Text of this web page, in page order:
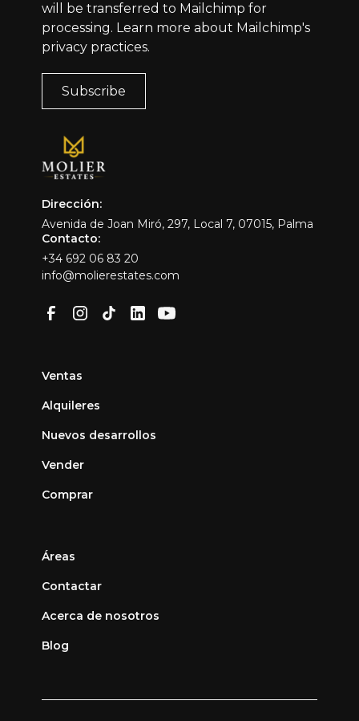
will be transferred to Mailchimp for
processing. Learn more about Mailchimp's
privacy practices.
Dirección:
Avenida de Joan Miró, 297, Local 7, 07015, Palma
Contacto:
+34 692 06 83 20
info@molierestates.com
Ventas
Alquileres
Nuevos desarrollos
Vender
Comprar
Áreas
Contactar
Acerca de nosotros
Blog